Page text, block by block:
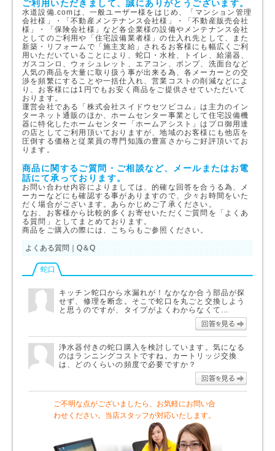
ご利用いただきまして、誠にありがとうございます。
水道設備.comは、一般ユーザー様をはじめ、「マンション管理
会社様」・「不動産メンテナンス会社様」・「不動産販売会社
様」・「保険会社様」など各企業様の設備やメンテナンス会社
としてのご利用や「住宅設備業者様」の仕入れ先として、また
新築・リフォームで「施主支給」されるお客様にも幅広くご利
用いただいていることにより、蛇口・水栓、トイレ、給湯器、
ガスコンロ、ウォシュレット、エアコン、ポンプ、洗面台など
人気の商品を大量に取り扱う事が出来る為、各メーカーとの交
渉を頻繁にすることや一括仕入れ、営業コストの削減などによ
り、お客様には1円でもお安く商品をご提供させていただいて
おります。
運営会社である「株式会社スイドウセツビコム」は主力のイン
ターネット通販のほか、ホームセンター事業として住宅設備機
器に特化したホームセンター「ホームアシスト」はプロ御用達
の店としてご利用頂いておりますが、地域のお客様にも他店を
圧倒する価格と従業員の専門知識の豊富さからご好評頂いてお
ります。
商品に関するご質問・ご相談など、メールまたはお電
話にて承っております。
お問い合わせ内容によりましては、的確な回答を合うる為、メ
ーカーなどにも確認する事がありますので、少々お時間をいた
だく場合がございます。あらかじめご了承ください。
なお、お客様から比較的多くお寄せいただくご質問を「よくあ
る質問」としてまとめております。
商品をご購入の際には、こちらもご参照ください。
よくある質問｜Q＆Q
蛇口
キッチン蛇口から水漏れが！なかなか合う部品が探
せず、修理を断念。そこで蛇口を丸ごと交換しよう
と思うのですが、タイプがよくわからなくて…
浄水器付きの蛇口購入を検討しています。気になる
のはランニングコストですね。カートリッジ交換
は、どのくらいの頻度で必要ですか？
ご不明な点がございましたら、お気軽にお問い合
わせください。当店スタッフが対応いたします。